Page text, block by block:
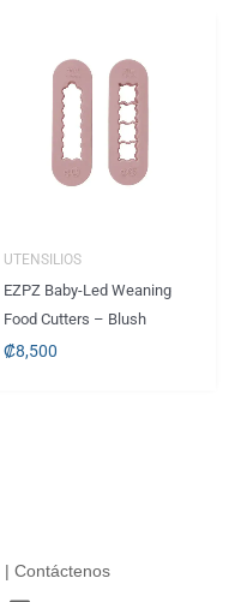
UTENSILIOS
EZPZ Baby-Led Weaning
Food Cutters – Blush
₡8,500
| Contáctenos
E